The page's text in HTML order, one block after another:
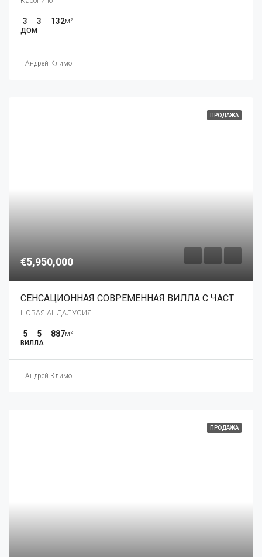
3 3 132м²
ДОМ
Андрей Климо
ПРОДАЖА
€5,950,000
СЕНСАЦИОННАЯ СОВРЕМЕННАЯ ВИЛЛА С ЧАСТНЫМ САДОМ В АЛОХЕ, МАРБЕЛЬЯ
НОВАЯ АНДАЛУСИЯ
5 5 887м²
ВИЛЛА
Андрей Климо
ПРОДАЖА